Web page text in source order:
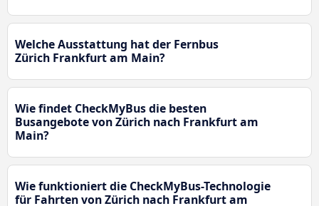
Welche Ausstattung hat der Fernbus
Zürich Frankfurt am Main?
Wie findet CheckMyBus die besten
Busangebote von Zürich nach Frankfurt am
Main?
Wie funktioniert die CheckMyBus-Technologie
für Fahrten von Zürich nach Frankfurt am